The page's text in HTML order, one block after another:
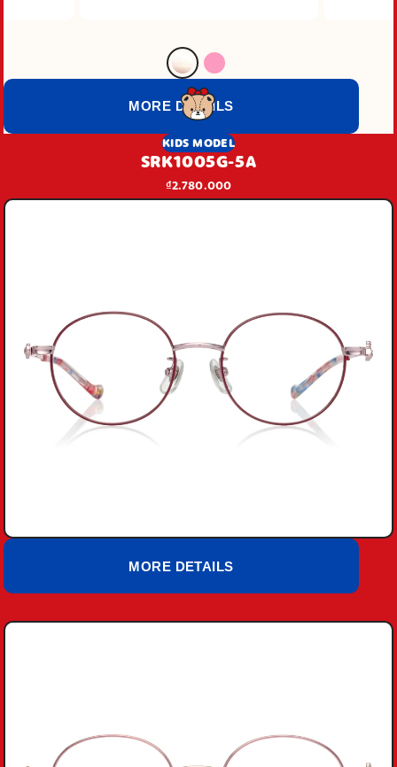
MORE DETAILS
KIDS MODEL
SRK1005G-5A
₫2.780.000
MORE DETAILS